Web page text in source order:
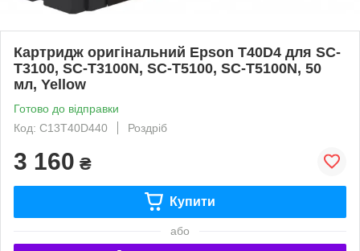
Картридж оригінальний Epson T40D4 для SC-
T3100, SC-T3100N, SC-T5100, SC-T5100N, 50
мл, Yellow
Готово до відправки
Код: C13T40D440
Роздріб
3 160 ₴
Купити
або